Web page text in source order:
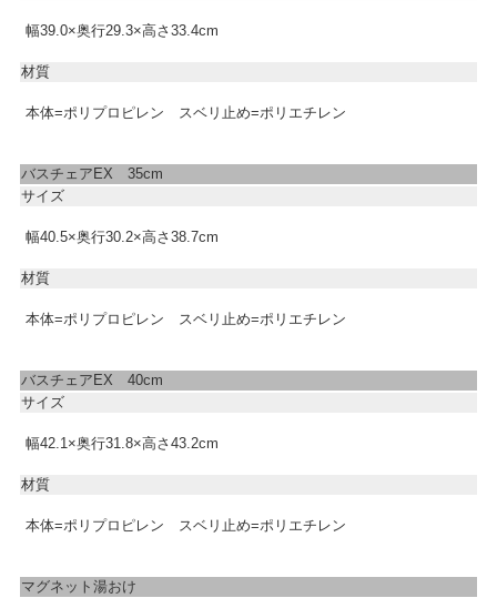
幅39.0×奥行29.3×高さ33.4cm
材質
本体=ポリプロピレン スベリ止め=ポリエチレン
バスチェアEX 35cm
サイズ
幅40.5×奥行30.2×高さ38.7cm
材質
本体=ポリプロピレン スベリ止め=ポリエチレン
バスチェアEX 40cm
サイズ
幅42.1×奥行31.8×高さ43.2cm
材質
本体=ポリプロピレン スベリ止め=ポリエチレン
マグネット湯おけ